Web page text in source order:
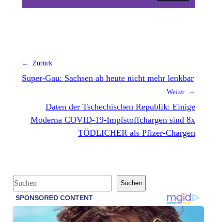
← Zurück
Super-Gau: Sachsen ab heute nicht mehr lenkbar
Weiter →
Daten der Tschechischen Republik: Einige
Moderna COVID-19-Impfstoffchargen sind 8x
TÖDLICHER als Pfizer-Chargen
S
u
h
Suchen